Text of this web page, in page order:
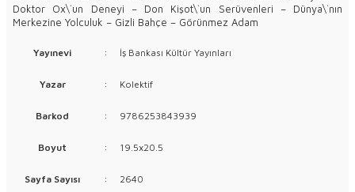
Doktor Ox\`un Deneyi – Don Kişot\`un Serüvenleri – Dünya\`nın
Merkezine Yolculuk – Gizli Bahçe – Görünmez Adam
Yayınevi : İş Bankası Kültür Yayınları
Yazar : Kolektif
Barkod : 9786253843939
Boyut : 19.5x20.5
Sayfa Sayısı : 2640